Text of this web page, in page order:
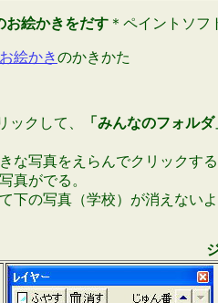
お絵かきをだす ＊ペイントソ
絵かきのかきかた
ックして、
「みんなのフォルダ
な写真をえらんでクリックす
真がでる。
下の写真（学校）が消えない